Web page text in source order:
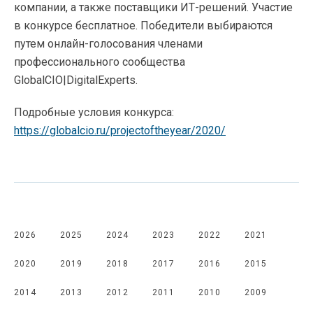
компании, а также поставщики ИТ-решений. Участие
в конкурсе бесплатное. Победители выбираются
путем онлайн-голосования членами
профессионального сообщества
GlobalCIO|DigitalExperts.
Подробные условия конкурса:
https://globalcio.ru/projectoftheyear/2020/
2026 2025 2024 2023 2022 2021
2020 2019 2018 2017 2016 2015
2014 2013 2012 2011 2010 2009